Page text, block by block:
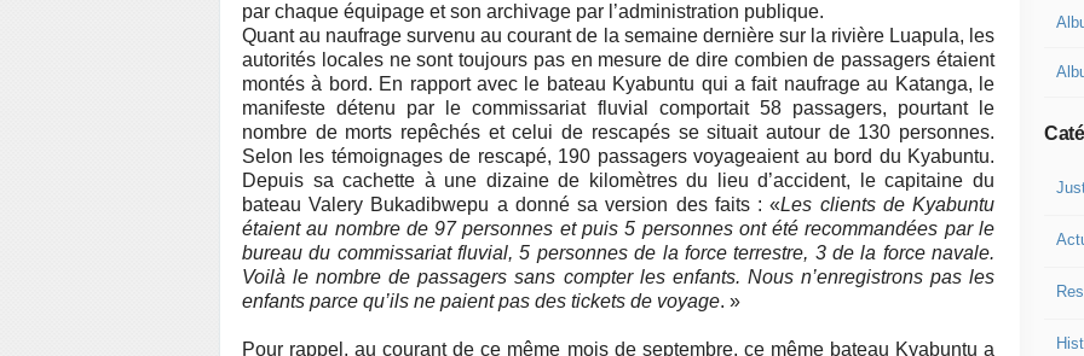
par chaque équipage et son archivage par l’administration publique.
Quant au naufrage survenu au courant de la semaine dernière sur la rivière Luapula, les
autorités locales ne sont toujours pas en mesure de dire combien de passagers étaient
montés à bord. En rapport avec le bateau Kyabuntu qui a fait naufrage au Katanga, le
manifeste détenu par le commissariat fluvial comportait 58 passagers, pourtant le
nombre de morts repêchés et celui de rescapés se situait autour de 130 personnes.
Selon les témoignages de rescapé, 190 passagers voyageaient au bord du Kyabuntu.
Depuis sa cachette à une dizaine de kilomètres du lieu d’accident, le capitaine du
bateau Valery Bukadibwepu a donné sa version des faits : «Les clients de Kyabuntu
étaient au nombre de 97 personnes et puis 5 personnes ont été recommandées par le
bureau du commissariat fluvial, 5 personnes de la force terrestre, 3 de la force navale.
Voilà le nombre de passagers sans compter les enfants. Nous n’enregistrons pas les
enfants parce qu’ils ne paient pas des tickets de voyage. »
Pour rappel, au courant de ce même mois de septembre, ce même bateau Kyabuntu a